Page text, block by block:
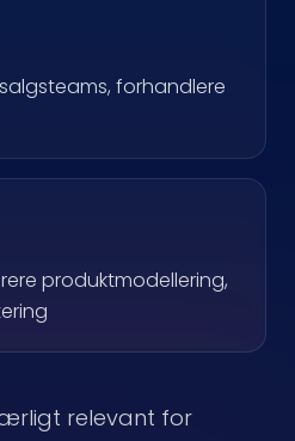
forhandlere
produktmodellering,
relevant for